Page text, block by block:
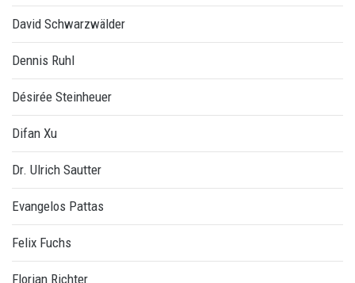
David Schwarzwälder
Dennis Ruhl
Désirée Steinheuer
Difan Xu
Dr. Ulrich Sautter
Evangelos Pattas
Felix Fuchs
Florian Richter